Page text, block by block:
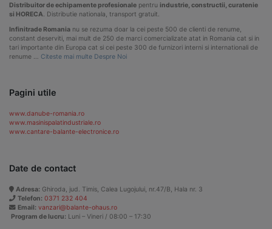
Distribuitor de echipamente profesionale pentru industrie, constructii, curatenie
si HORECA. Distributie nationala, transport gratuit.
Infinitrade Romania nu se rezuma doar la cei peste 500 de clienti de renume,
constant deserviti, mai mult de 250 de marci comercializate atat in Romania cat si in
tari importante din Europa cat si cei peste 300 de furnizori interni si internationali de
renume … Citeste mai multe Despre Noi
Pagini utile
www.danube-romania.ro
www.masinispalatindustriale.ro
www.cantare-balante-electronice.ro
Date de contact
Adresa: Ghiroda, jud. Timis, Calea Lugojului, nr.47/B, Hala nr. 3
Telefon: 0371 232 404
Email: vanzari@balante-ohaus.ro
Program de lucru: Luni – Vineri / 08:00 – 17:30